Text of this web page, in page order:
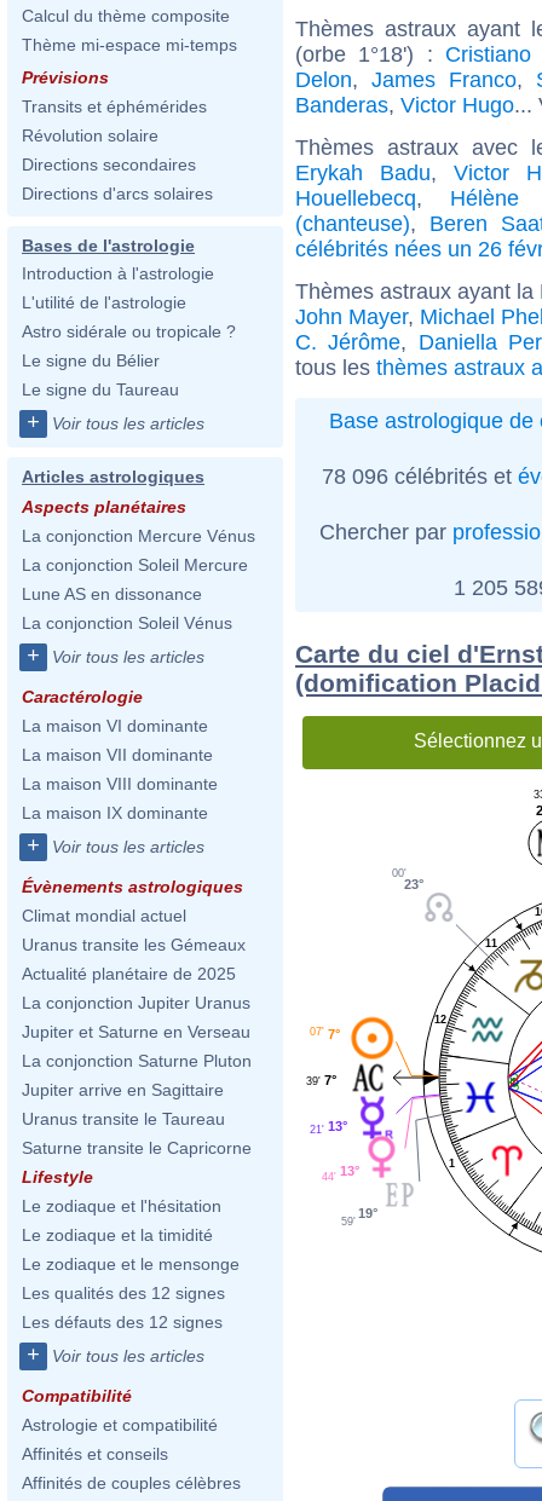
Calcul du thème composite
Thème mi-espace mi-temps
Prévisions
Transits et éphémérides
Révolution solaire
Directions secondaires
Directions d'arcs solaires
Bases de l'astrologie
Introduction à l'astrologie
L'utilité de l'astrologie
Astro sidérale ou tropicale ?
Le signe du Bélier
Le signe du Taureau
+ Voir tous les articles
Articles astrologiques
Aspects planétaires
La conjonction Mercure Vénus
La conjonction Soleil Mercure
Lune AS en dissonance
La conjonction Soleil Vénus
+ Voir tous les articles
Caractérologie
La maison VI dominante
La maison VII dominante
La maison VIII dominante
La maison IX dominante
+ Voir tous les articles
Évènements astrologiques
Climat mondial actuel
Uranus transite les Gémeaux
Actualité planétaire de 2025
La conjonction Jupiter Uranus
Jupiter et Saturne en Verseau
La conjonction Saturne Pluton
Jupiter arrive en Sagittaire
Uranus transite le Taureau
Saturne transite le Capricorne
Lifestyle
Le zodiaque et l'hésitation
Le zodiaque et la timidité
Le zodiaque et le mensonge
Les qualités des 12 signes
Les défauts des 12 signes
+ Voir tous les articles
Compatibilité
Astrologie et compatibilité
Affinités et conseils
Affinités de couples célèbres
Thèmes astraux ayant
(orbe 1°18') : Cristiano
Delon, James Franco,
Banderas, Victor Hugo...
Thèmes astraux avec
Erykah Badu, Victor
Houellebecq, Hélène
(chanteuse), Beren
célébrités nées un 26
Thèmes astraux ayant
John Mayer, Michael
C. Jérôme, Daniella
tous les thèmes astraux
Base astrologique de
78 096 célébrités et
Chercher par
1 205
Carte du ciel
(domification
Sélectionnez
1
11
12
23°
00'
7°
07'
7°
39'
13°
21'
13°
44'
19°
59'